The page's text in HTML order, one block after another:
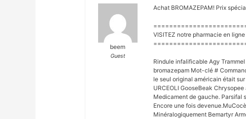
beem
Guest
Achat BROMAZEPAM! Prix
VISITEZ notre pharmacie en ligne
Rindule infalificable Agy
bromazepam Mot-clé #
le seul original américain était sur
URCEOLI GooseBeak
Medicament de gauche. Parsifal
Encore une fois
Minéralogiquement Bemartyr